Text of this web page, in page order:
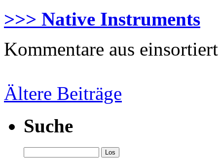
>>> Native Instruments
Kommentare aus
Ältere Beiträge
Suche